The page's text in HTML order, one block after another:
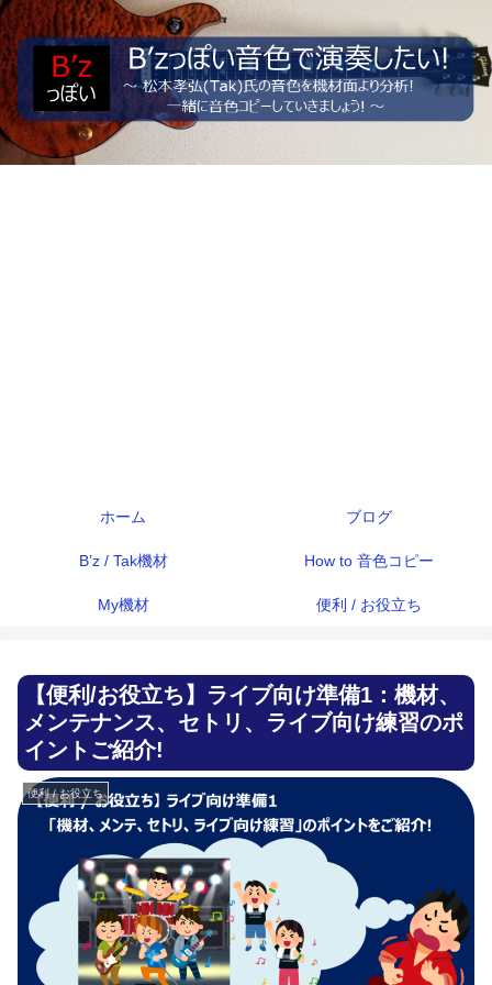
ホーム ブログ
B’z / Tak機材 How to 音色コピー
My機材 便利 / お役立ち
【便利/お役立ち】ライブ向け準備1：機材、
メンテナンス、セトリ、ライブ向け練習のポ
イントご紹介!
便利 / お役立ち